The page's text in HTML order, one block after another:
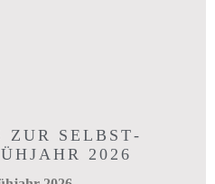
ZUR SELBST­
2026